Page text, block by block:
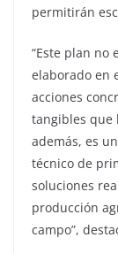
permitirán
“Este plan no
elaborado en
acciones
tangibles que
además, es
técnico de
soluciones
producción
campo”,